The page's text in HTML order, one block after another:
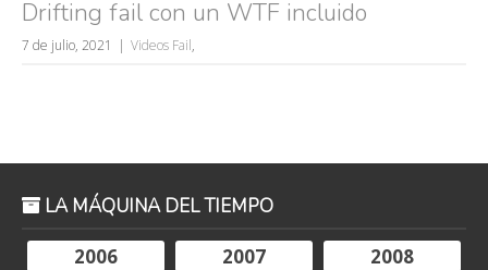
Drifting fail con un WTF incluido
7 de julio, 2021 Videos Fail,
LA MÁQUINA DEL TIEMPO
2006
2007
2008